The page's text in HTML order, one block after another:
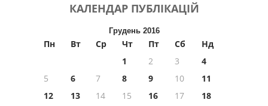
КАЛЕНДАР ПУБЛІКАЦІЙ
Грудень 2016
Пн Вт Ср Чт Пт Сб
Нд
1
2 3
4
5
6 7 8 9 10
11
12
13 14 15 16 17
18